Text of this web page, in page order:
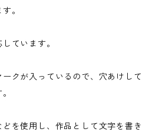
。
ています。
クが入っているので、穴あけして
を使用し、作品として文字を書き